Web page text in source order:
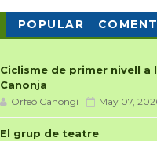
POPULAR
Ciclisme de primer nivell a
Canonja
Orfeó Canongí May 07,
El grup de teatre